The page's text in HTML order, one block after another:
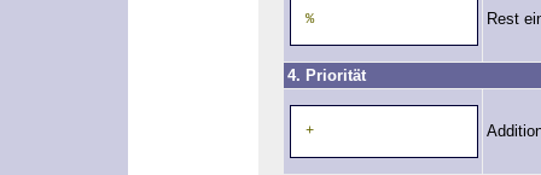
% Rest
4. Priorität
+